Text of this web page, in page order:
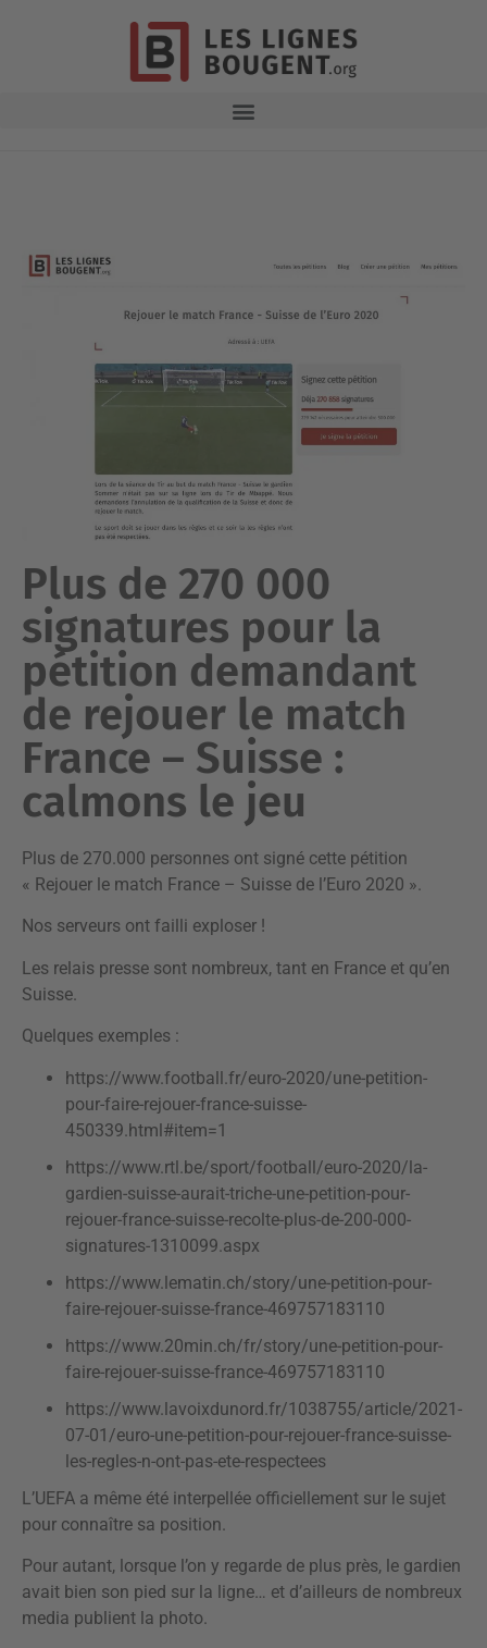
Plus de 270 000
signatures pour la
pétition demandant
de rejouer le match
France – Suisse :
calmons le jeu
Plus de 270.000 personnes ont signé cette pétition
« Rejouer le match France – Suisse de l’Euro 2020 ».
Nos serveurs ont failli exploser !
Les relais presse sont nombreux, tant en France et qu’en
Suisse.
Quelques exemples :
https://www.football.fr/euro-2020/une-petition-
pour-faire-rejouer-france-suisse-
450339.html#item=1
https://www.rtl.be/sport/football/euro-2020/la-
gardien-suisse-aurait-triche-une-petition-pour-
rejouer-france-suisse-recolte-plus-de-200-000-
signatures-1310099.aspx
https://www.lematin.ch/story/une-petition-pour-
faire-rejouer-suisse-france-469757183110
https://www.20min.ch/fr/story/une-petition-pour-
faire-rejouer-suisse-france-469757183110
https://www.lavoixdunord.fr/1038755/article/2021-
07-01/euro-une-petition-pour-rejouer-france-suisse-
les-regles-n-ont-pas-ete-respectees
L’UEFA a même été interpellée officiellement sur le sujet
pour connaître sa position.
Pour autant, lorsque l’on y regarde de plus près, le gardien
avait bien son pied sur la ligne… et d’ailleurs de nombreux
media publient la photo.